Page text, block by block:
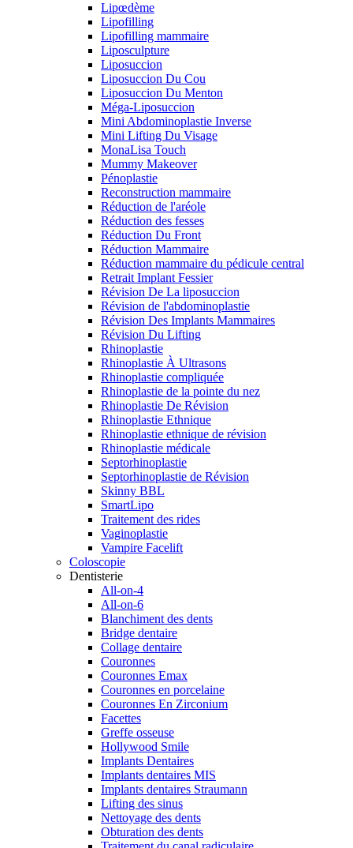
Lipœdème
Lipofilling
Lipofilling mammaire
Liposculpture
Liposuccion
Liposuccion Du Cou
Liposuccion Du Menton
Méga-Liposuccion
Mini Abdominoplastie Inverse
Mini Lifting Du Visage
MonaLisa Touch
Mummy Makeover
Pénoplastie
Reconstruction mammaire
Réduction de l'aréole
Réduction des fesses
Réduction Du Front
Réduction Mammaire
Réduction mammaire du pédicule central
Retrait Implant Fessier
Révision De La liposuccion
Révision de l'abdominoplastie
Révision Des Implants Mammaires
Révision Du Lifting
Rhinoplastie
Rhinoplastie À Ultrasons
Rhinoplastie compliquée
Rhinoplastie de la pointe du nez
Rhinoplastie De Révision
Rhinoplastie Ethnique
Rhinoplastie ethnique de révision
Rhinoplastie médicale
Septorhinoplastie
Septorhinoplastie de Révision
Skinny BBL
SmartLipo
Traitement des rides
Vaginoplastie
Vampire Facelift
Coloscopie
Dentisterie
All-on-4
All-on-6
Blanchiment des dents
Bridge dentaire
Collage dentaire
Couronnes
Couronnes Emax
Couronnes en porcelaine
Couronnes En Zirconium
Facettes
Greffe osseuse
Hollywood Smile
Implants Dentaires
Implants dentaires MIS
Implants dentaires Straumann
Lifting des sinus
Nettoyage des dents
Obturation des dents